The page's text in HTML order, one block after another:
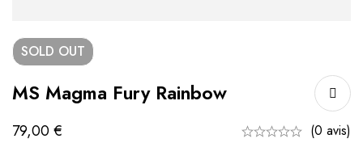
SOLD OUT
MS Magma Fury Rainbow
79,00€
(0 avis)